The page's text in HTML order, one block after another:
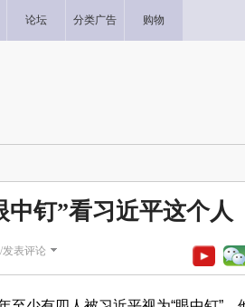
论坛 分类广告 购物
中钉”看习近平这个人
发表评论